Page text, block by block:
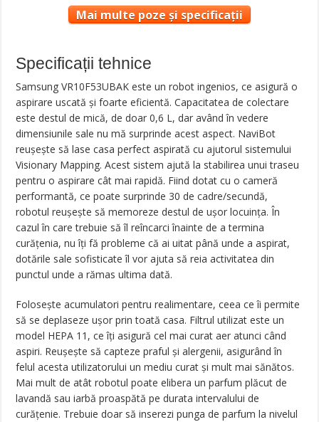
Mai multe poze și specificații
Specificații tehnice
Samsung VR10F53UBAK este un robot ingenios, ce asigură o
aspirare uscată și foarte eficientă. Capacitatea de colectare
este destul de mică, de doar 0,6 L, dar având în vedere
dimensiunile sale nu mă surprinde acest aspect. NaviBot
reușește să lase casa perfect aspirată cu ajutorul sistemului
Visionary Mapping. Acest sistem ajută la stabilirea unui traseu
pentru o aspirare cât mai rapidă. Fiind dotat cu o cameră
performantă, ce poate surprinde 30 de cadre/secundă,
robotul reușește să memoreze destul de ușor locuința. În
cazul în care trebuie să îl reîncarci înainte de a termina
curățenia, nu îți fă probleme că ai uitat până unde a aspirat,
dotările sale sofisticate îl vor ajuta să reia activitatea din
punctul unde a rămas ultima dată.
Folosește acumulatori pentru realimentare, ceea ce îi permite
să se deplaseze ușor prin toată casa. Filtrul utilizat este un
model HEPA 11, ce îți asigură cel mai curat aer atunci când
aspiri. Reușește să capteze praful și alergenii, asigurând în
felul acesta utilizatorului un mediu curat și mult mai sănătos.
Mai mult de atât robotul poate elibera un parfum plăcut de
lavandă sau iarbă proaspătă pe durata intervalului de
curățenie. Trebuie doar să inserezi punga de parfum la nivelul